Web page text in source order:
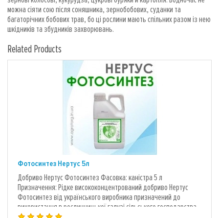
можна сіяти сою після соняшника, зернобобових, суданки та
багаторічних бобових трав, бо ці рослини мають спільних разом із нею
шкідників та збудників захворювань.
Related Products
Фотосинтез Нертус 5л
Добриво Нертус Фотосинтез Фасовка: каністра 5 л
Призначення: Рідке висококонцентрований добриво Нертус
Фотосинтез від українського виробника призначений до
використання в рослинницької галузі сільського господарства